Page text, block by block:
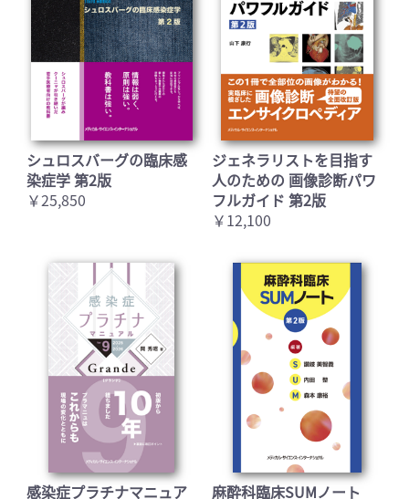
シュロスバーグの臨床感
染症学 第2版
￥25,850
ジェネラリストを目指す
人のための 画像診断パワ
フルガイド 第2版
￥12,100
感染症プラチナマニュア 麻酔科臨床SUMノート